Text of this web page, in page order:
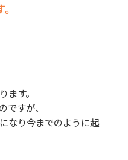
ます。
すが、
なり今までのように起